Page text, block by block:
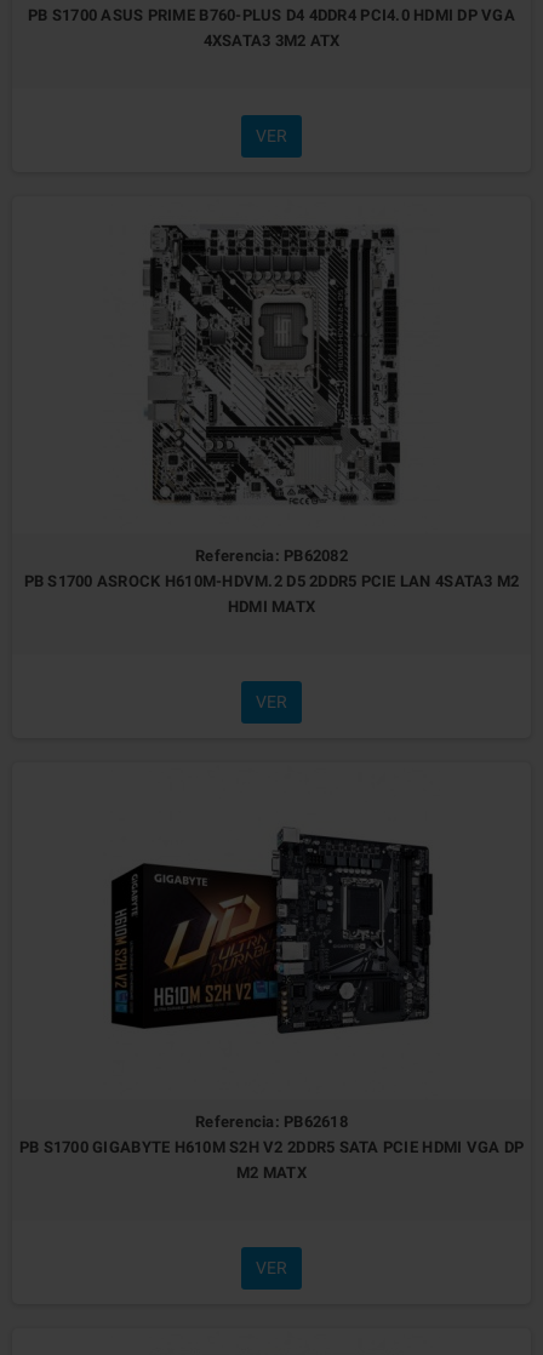
PB S1700 ASUS PRIME B760-PLUS D4 4DDR4 PCI4.0 HDMI DP VGA
4XSATA3 3M2 ATX
VER
Referencia: PB62082
PB S1700 ASROCK H610M-HDVM.2 D5 2DDR5 PCIE LAN 4SATA3 M2
HDMI MATX
VER
Referencia: PB62618
PB S1700 GIGABYTE H610M S2H V2 2DDR5 SATA PCIE HDMI VGA DP
M2 MATX
VER